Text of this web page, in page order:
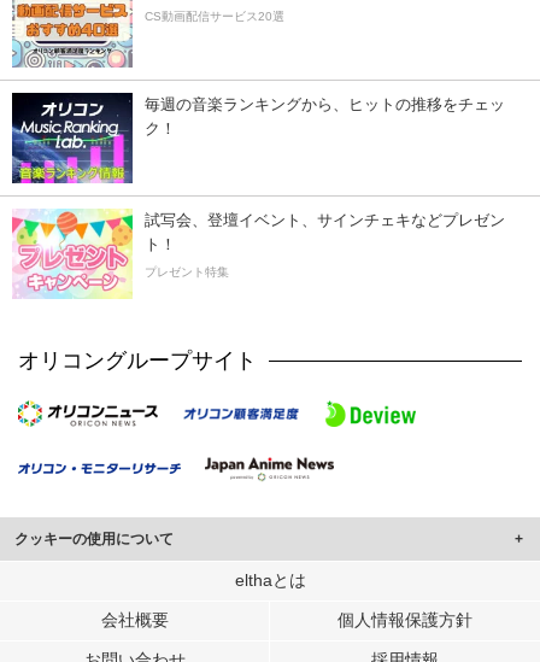
CS動画配信サービス20選
毎週の音楽ランキングから、ヒットの推移をチェッ
ク！
試写会、登壇イベント、サインチェキなどプレゼン
ト！
プレゼント特集
オリコングループサイト
クッキーの使用について
このサイトでは Cookie を使用して、ユーザーに合わせたコンテンツや広告の
行っています。
elthaとは
会社概要 個人情報保護方針